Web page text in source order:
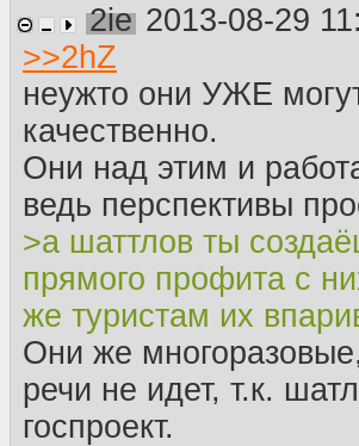
использовать-то можно, но в нём
потому что в космосе если что-
А на одном промышленом 3D-
довольно большие детали, но самое
подходит для производства чего
Другое дело, неужто они УЖЕ могут
видео со всякой хуйнёй, которая
потом застывает, качество крайне
2ie 2013-08-29
>>2hZ
неужто они УЖЕ
качественно.
Они над этим и
ведь перспективы
>а шаттлов ты
прямого профита с
же туристам их
Они же
речи не идет, т.к.
госпроект.